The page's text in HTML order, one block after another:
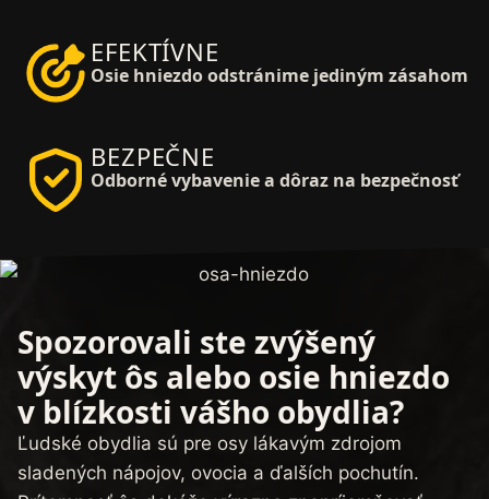
EFEKTÍVNE
Osie hniezdo odstránime jediným zásahom
BEZPEČNE
Odborné vybavenie a dôraz na bezpečnosť
Spozorovali ste zvýšený
výskyt ôs alebo osie hniezdo
v blízkosti vášho obydlia?
Ľudské obydlia sú pre osy lákavým zdrojom
sladených nápojov, ovocia a ďalších pochutín.